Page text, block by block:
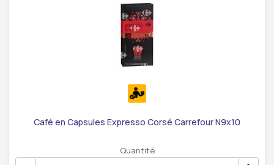
Café en Capsules Expresso Corsé Carrefour N9x10
Quantité